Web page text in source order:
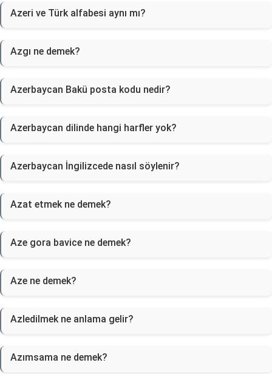
Azeri ve Türk alfabesi aynı mı?
Azgı ne demek?
Azerbaycan Bakü posta kodu nedir?
Azerbaycan dilinde hangi harfler yok?
Azerbaycan İngilizcede nasıl söylenir?
Azat etmek ne demek?
Aze gora bavice ne demek?
Aze ne demek?
Azledilmek ne anlama gelir?
Azımsama ne demek?